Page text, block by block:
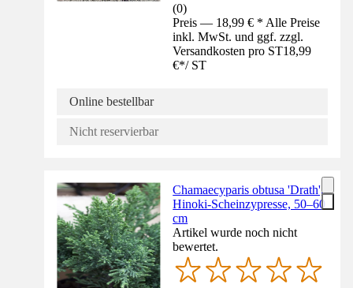
(0)
Preis — 18,99 € * Alle Preise
inkl. MwSt. und ggf. zzgl.
Versandkosten pro ST18,99
€*/ ST
Online bestellbar
Nicht reservierbar
Chamaecyparis obtusa 'Drath',
Hinoki-Scheinzypresse, 50–60
cm
Artikel wurde noch nicht
bewertet.